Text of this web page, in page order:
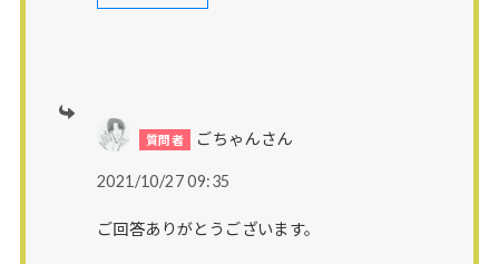
ごちゃんさん
2021/10/27 09:35
ご回答ありがとうございます。